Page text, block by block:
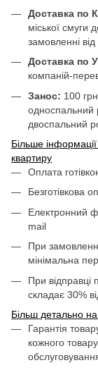
Доставка по
міської смуги
замовленні
Доставка по
компаній-
Занос: 100
односпальний
двоспальний
Більше
квартиру
Оплата
Безготівкова
Електронний
mail
При
мінімальна
При відправці
складає 30%
Більш детально на
Гарантія
кожного